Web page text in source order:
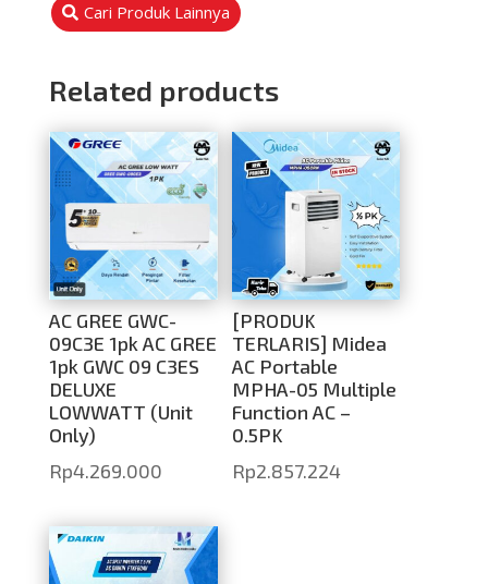
Cari Produk Lainnya
Related products
AC GREE GWC-
09C3E 1pk AC GREE
1pk GWC 09 C3ES
DELUXE
LOWWATT (Unit
Only)
Rp4.269.000
[PRODUK
TERLARIS] Midea
AC Portable
MPHA-05 Multiple
Function AC –
0.5PK
Rp2.857.224